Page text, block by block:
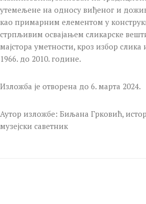
утемељене на односу виђеног и
као примарним елементом у
стрпљивим освајањем сликарске
мајстора уметности, кроз избор
1966. до 2010. године.
Изложба је отворена до 6. марта 2024.
Аутор изложбе: Биљана Грковић,
музејски саветник